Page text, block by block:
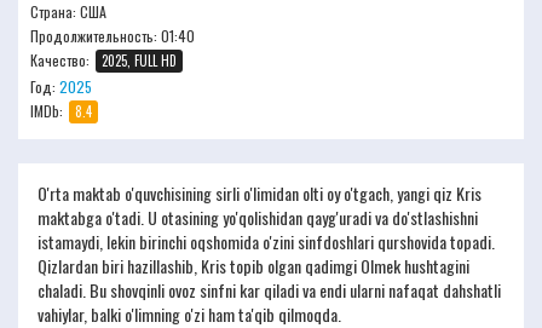
Страна: США
Продолжительность: 01:40
Качество:
2025, FULL HD
Год: 2025
IMDb:
8.4
O'rta maktab o'quvchisining sirli o'limidan olti oy o'tgach, yangi qiz Kris
maktabga o'tadi. U otasining yo'qolishidan qayg'uradi va do'stlashishni
istamaydi, lekin birinchi oqshomida o'zini sinfdoshlari qurshovida topadi. ​​
Qizlardan biri hazillashib, Kris topib olgan qadimgi Olmek hushtagini
chaladi. Bu shovqinli ovoz sinfni kar qiladi va endi ularni nafaqat dahshatli
vahiylar, balki o'limning o'zi ham ta'qib qilmoqda.